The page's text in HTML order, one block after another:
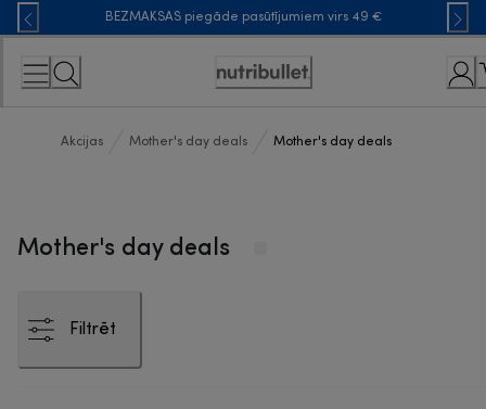
Skip
to
Content
BEZMAKSAS piegāde pasūtījumiem virs 49 €
Accessibility
Akcijas Mother's day deals Mother's day deals
Mother's day deals
Filtrēt